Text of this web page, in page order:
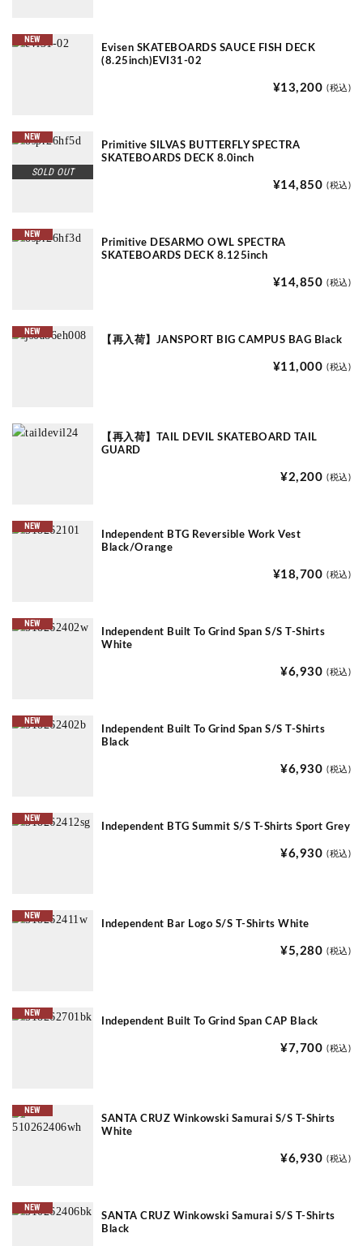
NEW
Evisen SKATEBOARDS SAUCE FISH DECK
(8.25inch)EVI31-02
¥13,200 (税込)
NEW
SOLD OUT
Primitive SILVAS BUTTERFLY SPECTRA
SKATEBOARDS DECK 8.0inch
¥14,850 (税込)
NEW
Primitive DESARMO OWL SPECTRA
SKATEBOARDS DECK 8.125inch
¥14,850 (税込)
NEW
【再入荷】JANSPORT BIG CAMPUS BAG Black
¥11,000 (税込)
【再入荷】TAIL DEVIL SKATEBOARD TAIL
GUARD
¥2,200 (税込)
NEW
Independent BTG Reversible Work Vest
Black/Orange
¥18,700 (税込)
NEW
Independent Built To Grind Span S/S T-Shirts
White
¥6,930 (税込)
NEW
Independent Built To Grind Span S/S T-Shirts
Black
¥6,930 (税込)
NEW
Independent BTG Summit S/S T-Shirts Sport Grey
¥6,930 (税込)
NEW
Independent Bar Logo S/S T-Shirts White
¥5,280 (税込)
NEW
Independent Built To Grind Span CAP Black
¥7,700 (税込)
NEW
SANTA CRUZ Winkowski Samurai S/S T-Shirts
White
¥6,930 (税込)
NEW
SANTA CRUZ Winkowski Samurai S/S T-Shirts
Black